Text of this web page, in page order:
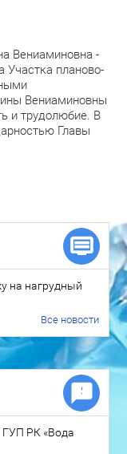
Вениаминовна -
Участка планово-
Вениаминовны
и трудолюбие. В
Главы
на нагрудный
Все новости
РК «Вода